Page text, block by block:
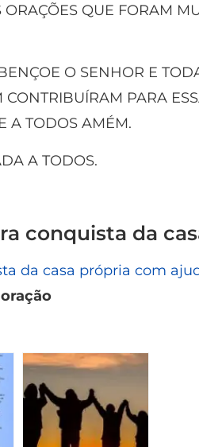
QUE FORAM
O SENHOR E
PARA
A TODOS AMÉM.
A TODOS.
conquista da
da casa própria com
oração